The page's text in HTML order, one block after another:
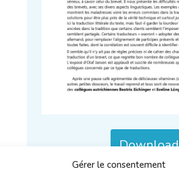
Gérer le consentement
Download